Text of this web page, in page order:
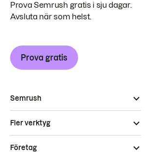
Prova Semrush gratis i sju dagar.
Avsluta när som helst.
Prova gratis
Semrush
Fler verktyg
Företag